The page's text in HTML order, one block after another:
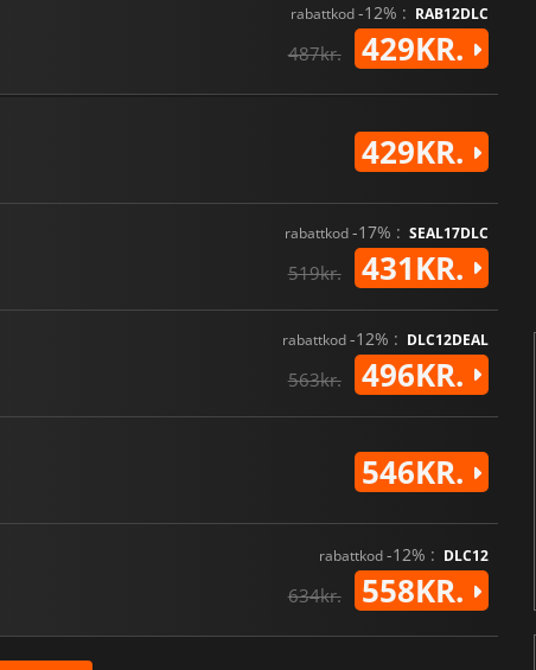
rabattkod-12% : RAB12DLC
487kr. 429KR.
429KR.
rabattkod-17% : SEAL17DLC
519kr. 431KR.
rabattkod-12% : DLC12DEAL
563kr. 496KR.
546KR.
rabattkod-12% : DLC12
634kr. 558KR.